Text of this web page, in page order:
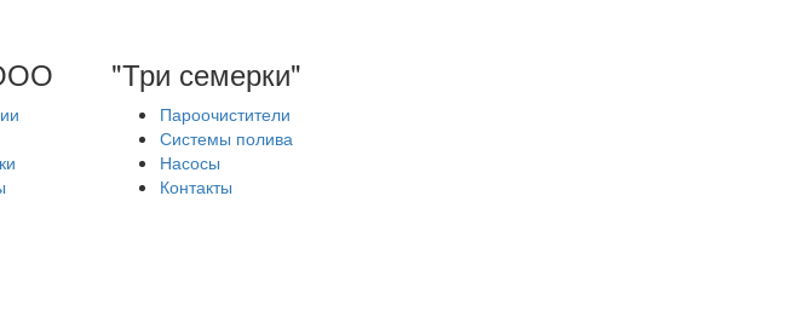
"Три семерки"
Пароочистители
Системы полива
Насосы
Контакты